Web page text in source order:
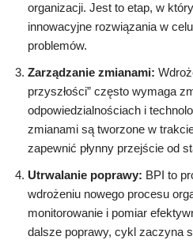
organizacji. Jest to etap, w
innowacyjne rozwiązania w
problemów.
Zarządzanie zmianami:
przyszłości” często wymaga
odpowiedzialnościach i
zmianami są tworzone w
zapewnić płynny przejście od
Utrwalanie poprawy: BPI to
wdrożeniu nowego procesu
monitorowanie i pomiar
dalsze poprawy, cykl zaczyna